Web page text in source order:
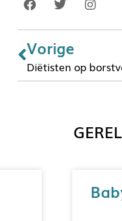
Vorige
Diëtisten op